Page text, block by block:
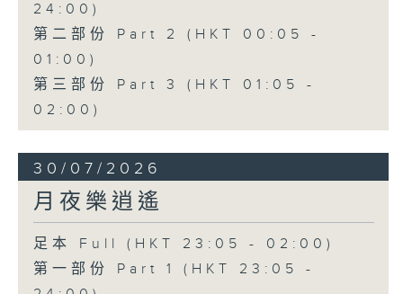
24:00)
第二部份 Part 2 (HKT 00:05 -
01:00)
第三部份 Part 3 (HKT 01:05 -
02:00)
30/07/2026
月夜樂逍遙
足本 Full (HKT 23:05 - 02:00)
第一部份 Part 1 (HKT 23:05 -